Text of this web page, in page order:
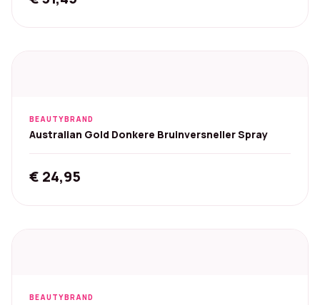
BEAUTYBRAND
Australian Gold Donkere Bruinversneller Spray
€ 24,95
BEAUTYBRAND